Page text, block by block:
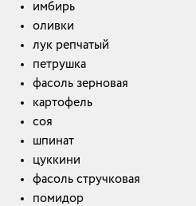
имбирь
оливки
лук репчатый
петрушка
фасоль зерновая
картофель
соя
шпинат
цуккини
фасоль стручковая
помидор